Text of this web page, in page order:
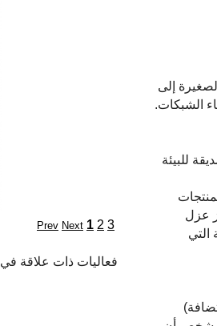
إلى
الشبكات.
للبيئة
عزل
التي
Prev Next 1 2 3
فعاليات ذات علاقة